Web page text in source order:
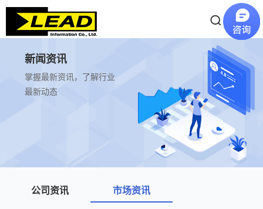
新闻资讯
掌握最新资讯，了解行业
最新动态
公司资讯 市场资讯